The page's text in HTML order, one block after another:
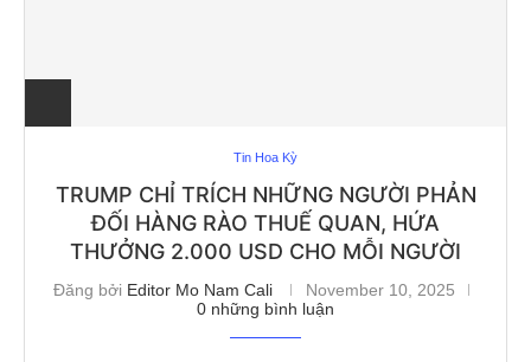
Tin Hoa Kỳ
TRUMP CHỈ TRÍCH NHỮNG NGƯỜI PHẢN
ĐỐI HÀNG RÀO THUẾ QUAN, HỨA
THƯỞNG 2.000 USD CHO MỖI NGƯỜI
Đăng bởi Editor Mo Nam Cali
November 10, 2025
0 những bình luận